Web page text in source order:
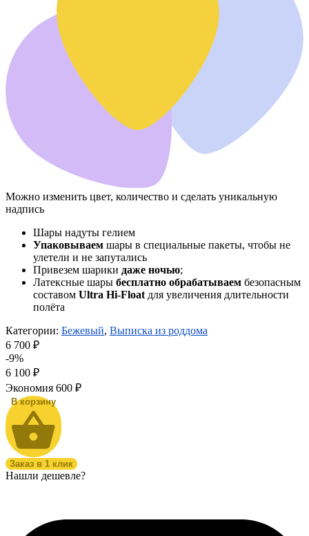
Можно изменить цвет, количество и сделать уникальную
надпись
Шары надуты гелием
Упаковываем шары в специальные пакеты, чтобы не
улетели и не запутались
Привезем шарики даже ночью;
Латексные шары бесплатно обрабатываем безопасным
составом Ultra Hi-Float для увеличения длительности
полёта
Категории: Бежевый, Выписка из роддома
6 700 ₽
-9%
6 100 ₽
Экономия 600 ₽
Заказ в 1 клик
Нашли дешевле?